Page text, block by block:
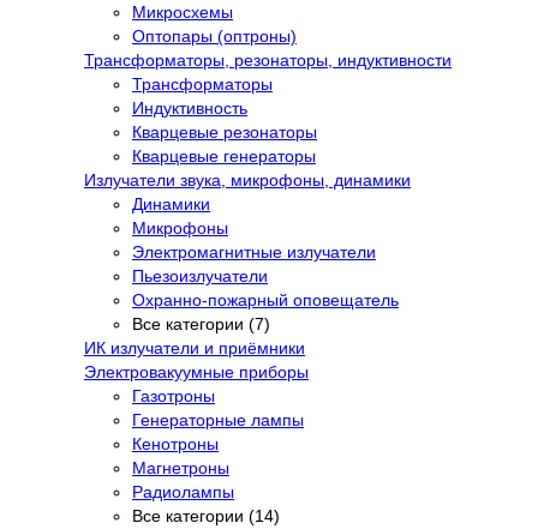
Микросхемы
Оптопары (оптроны)
Трансформаторы, резонаторы, индуктивности
Трансформаторы
Индуктивность
Кварцевые резонаторы
Кварцевые генераторы
Излучатели звука, микрофоны, динамики
Динамики
Микрофоны
Электромагнитные излучатели
Пьезоизлучатели
Охранно-пожарный оповещатель
Все категории (7)
ИК излучатели и приёмники
Электровакуумные приборы
Газотроны
Генераторные лампы
Кенотроны
Магнетроны
Радиолампы
Все категории (14)